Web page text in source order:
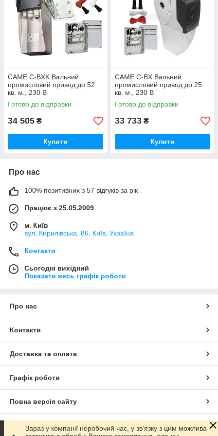
і на промислових складах з
досить високою інтенсивністю
використання.
Компанія CAME пропонує
приводів для промислових воріт під модельним рядом CBX.
Купитивальний привідCAME, отримати інструкцію або
дізнатися ціну на вальні приводу CAME, Ви можете,
звернувшись до нас за вказаними телефонами.
CAME C-BXK Вальний
промисловий привод до 52
кв. м., 230 В
Готово до відправки
34 505 ₴
Купити
CAME C-BX Вальний
промисловий привод до 25
кв. м., 230 В
Готово до відправки
33 733 ₴
Купити
Про нас
100% позитивних з 57 відгуків за рік
Працює з 25.05.2009
м. Київ
вул. Кирилівська, 86, Київ, Україна
Контакти
Сьогодні вихідний
Показати весь графік роботи
Про нас
Контакти
Доставка та оплата
Графік роботи
Повна версія сайту
Сайт створено на маркетплейсі Prom.ua
Зараз у компанії неробочий час, у зв'язку з цим можлива